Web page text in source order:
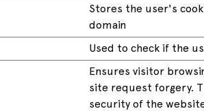
Stores the user's
domain
Used to check if the
Ensures visitor
site request forgery.
security of the